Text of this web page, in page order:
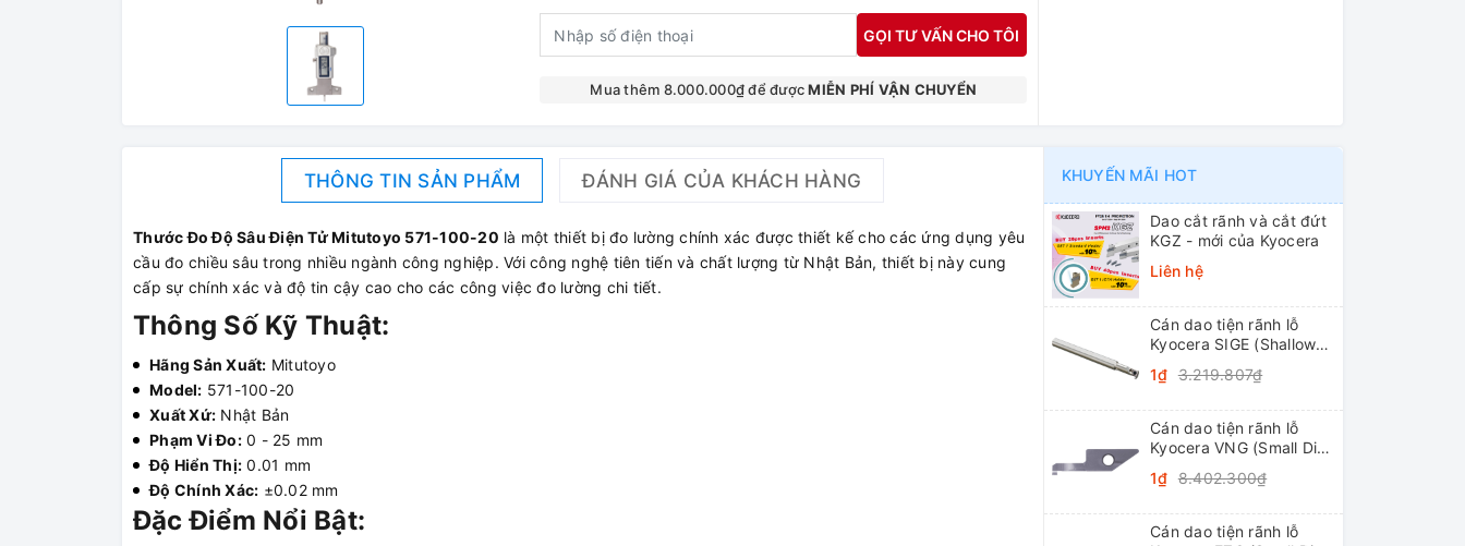
GỌI TƯ VẤN CHO TÔI
Mua thêm 8.000.000₫ để đượcMIỄN PHÍ VẬN CHUYỂN
THÔNG TIN SẢN PHẨM ĐÁNH GIÁ CỦA KHÁCH HÀNG
Thước Đo Độ Sâu Điện Tử Mitutoyo 571-100-20 là một thiết bị đo lường chính xác được thiết kế cho các ứng dụng yêu
cầu đo chiều sâu trong nhiều ngành công nghiệp. Với công nghệ tiên tiến và chất lượng từ Nhật Bản, thiết bị này cung
cấp sự chính xác và độ tin cậy cao cho các công việc đo lường chi tiết.
Thông Số Kỹ Thuật:
Hãng Sản Xuất: Mitutoyo
Model: 571-100-20
Xuất Xứ: Nhật Bản
Phạm Vi Đo:0 - 25 mm
Độ Hiển Thị: 0.01 mm
Độ Chính Xác: ±0.02 mm
Đặc Điểm Nổi Bật:
KHUYẾN MÃI HOT
Dao cắt rãnh và cắt đứt
KGZ - mới của Kyocera
Liên hệ
Cán dao tiện rãnh lỗ
Kyocera SIGE (Shallow
1₫ 3.219.807₫
Cán dao tiện rãnh lỗ
Kyocera VNG (Small Dia.
System Tip-Bars)
1₫ 8.402.300₫
Cán dao tiện rãnh lỗ